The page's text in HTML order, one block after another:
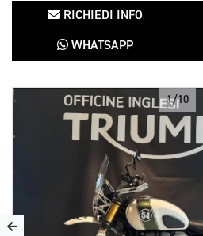
RICHIEDI INFO
WHATSAPP
1/10